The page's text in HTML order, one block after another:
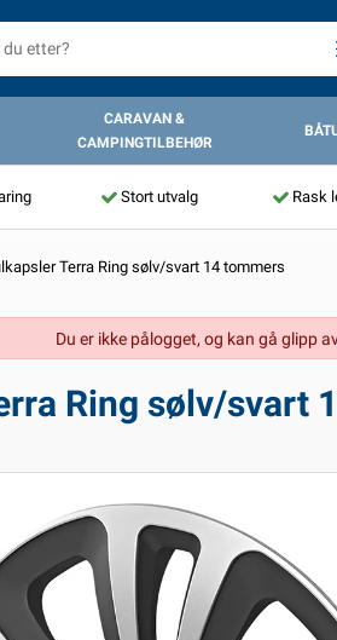
CARAVAN &
CAMPINGTILBEHØR
Stort utvalg Rask
Terra Ring sølv/svart 14 tommers
Du er ikke pålogget, og kan gå glipp
Ring sølv/svart